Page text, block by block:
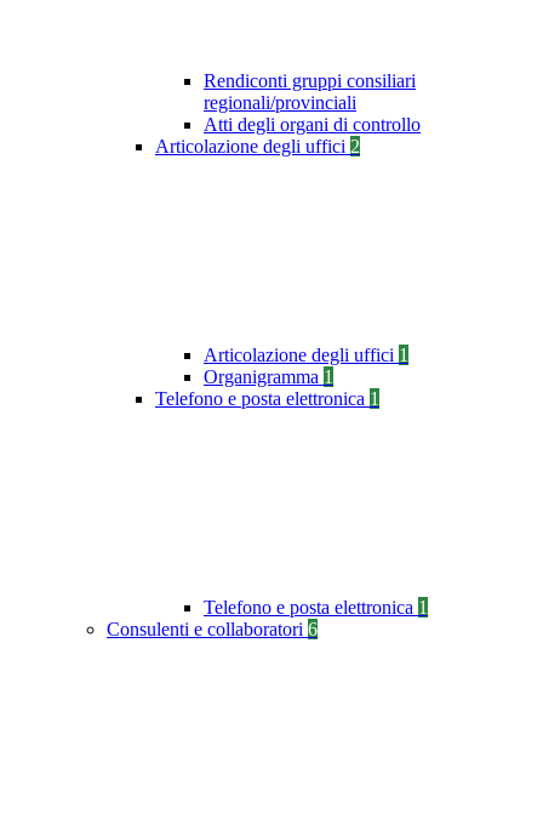
Rendiconti gruppi consiliari
regionali/provinciali
Atti degli organi di controllo
Articolazione degli uffici 2
Articolazione degli uffici 1
Organigramma 1
Telefono e posta elettronica 1
Telefono e posta elettronica 1
Consulenti e collaboratori 6